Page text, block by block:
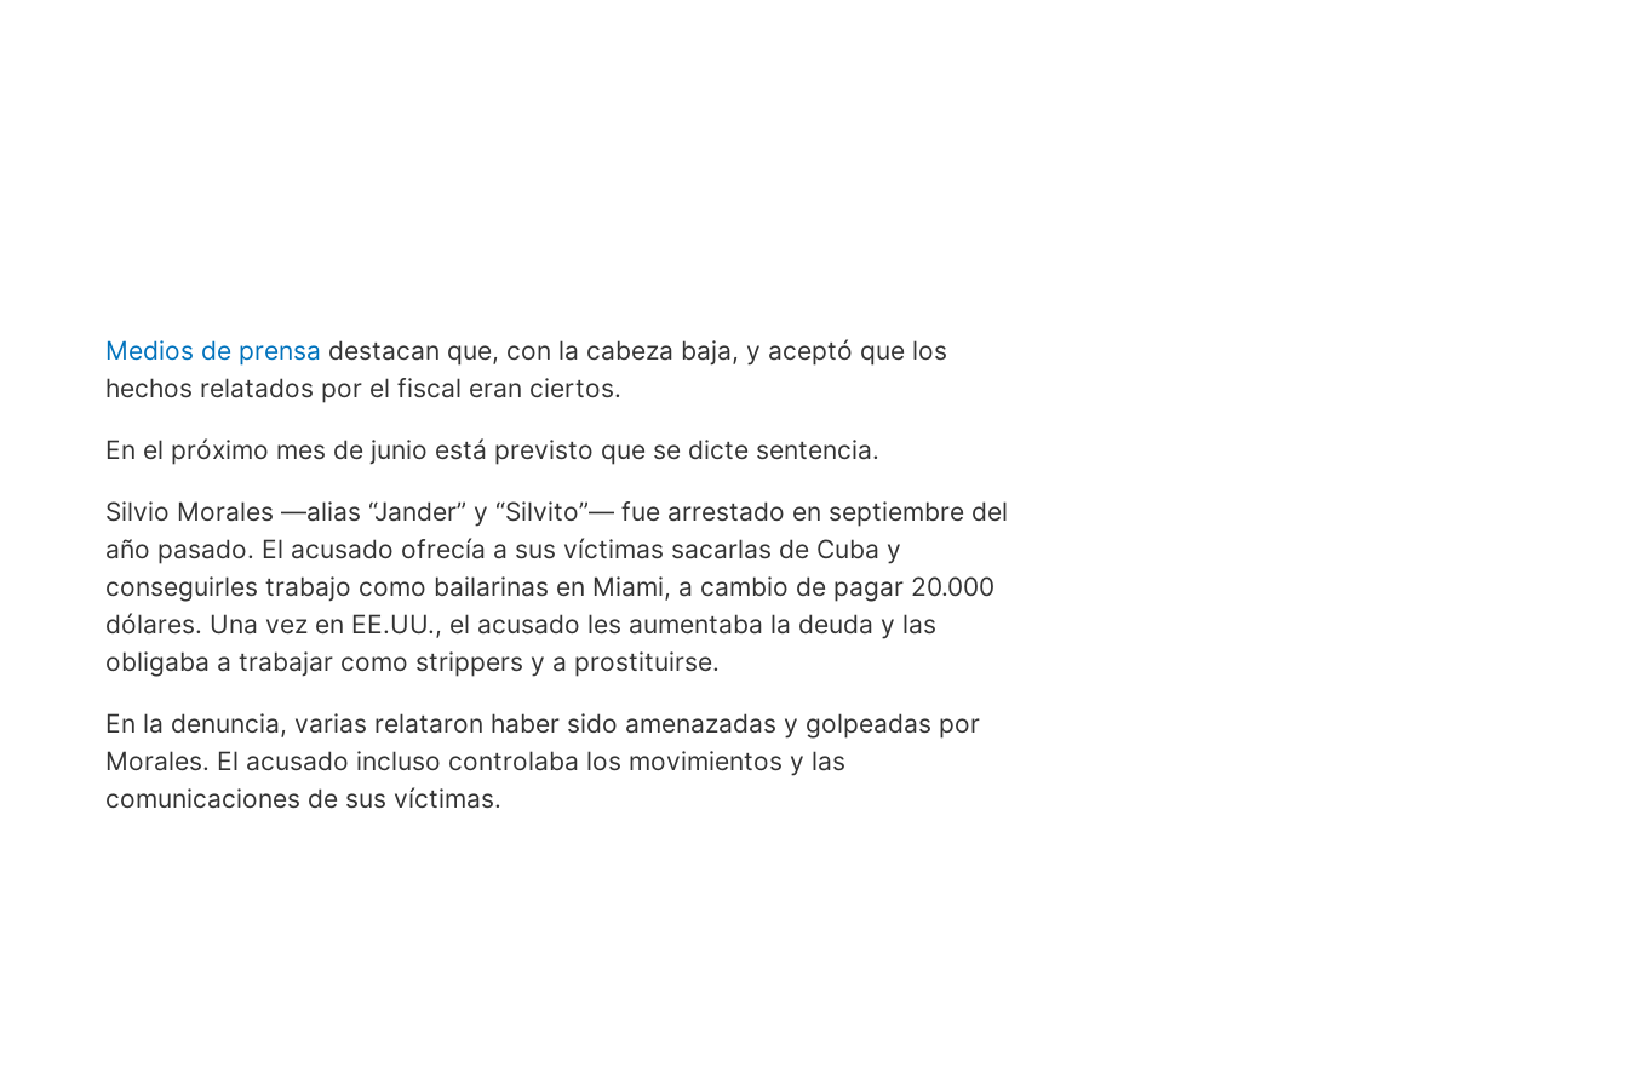
Medios de prensa destacan que, con la cabeza baja, y aceptó que los
hechos relatados por el fiscal eran ciertos.
En el próximo mes de junio está previsto que se dicte sentencia.
Silvio Morales ―alias “Jander” y “Silvito”― fue arrestado en septiembre del
año pasado. El acusado ofrecía a sus víctimas sacarlas de Cuba y
conseguirles trabajo como bailarinas en Miami, a cambio de pagar 20.000
dólares. Una vez en EE.UU., el acusado les aumentaba la deuda y las
obligaba a trabajar como strippers y a prostituirse.
En la denuncia, varias relataron haber sido amenazadas y golpeadas por
Morales. El acusado incluso controlaba los movimientos y las
comunicaciones de sus víctimas.